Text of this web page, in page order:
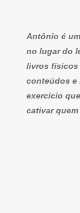
Antônio é
no lugar do
livros físicos
conteúdos e
exercício
cativar